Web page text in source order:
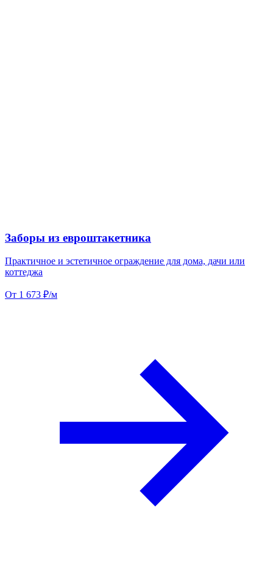
Заборы из евроштакетника
Практичное и эстетичное ограждение для дома, дачи или
коттеджа
От 1 673 ₽/м